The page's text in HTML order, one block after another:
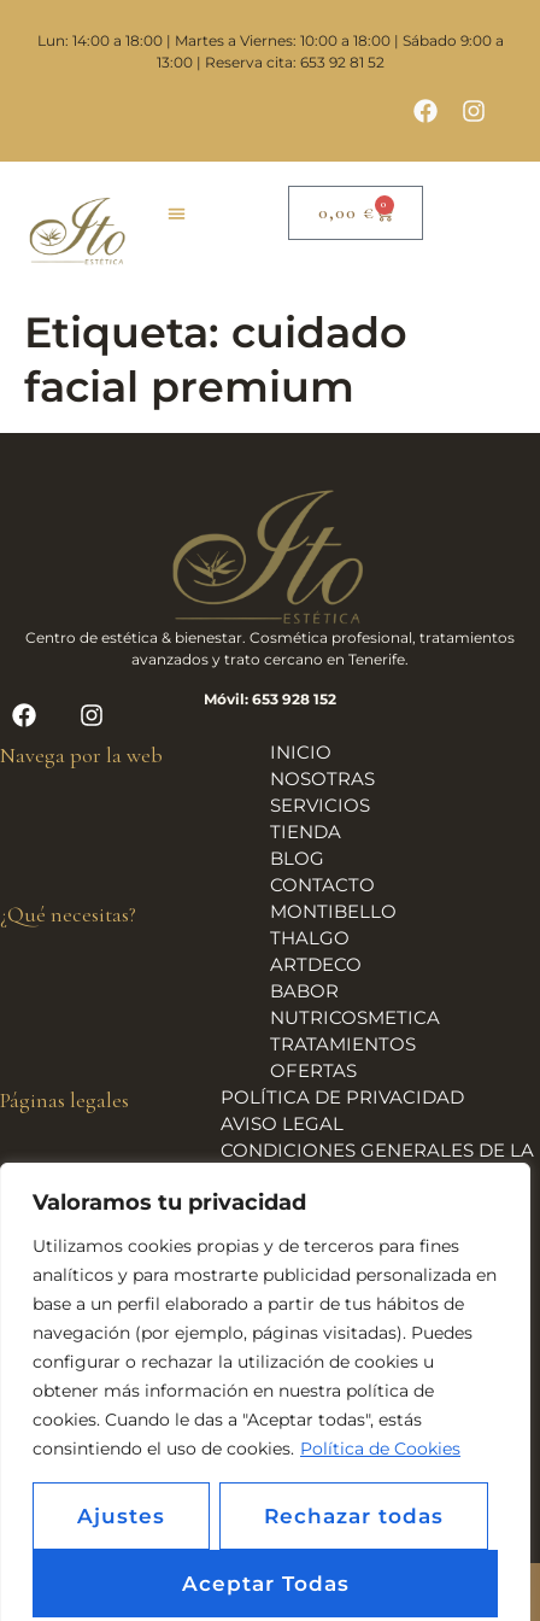
Valoramos tu privacidad
Utilizamos cookies propias y de terceros para fines
analíticos y para mostrarte publicidad personalizada en
base a un perfil elaborado a partir de tus hábitos de
navegación (por ejemplo, páginas visitadas). Puedes
configurar o rechazar la utilización de cookies u
obtener más información en nuestra política de
cookies. Cuando le das a "Aceptar todas", estás
consintiendo el uso de cookies. Política de Cookies
Ajustes Rechazar todas
Aceptar Todas
Lun: 14:00 a 18:00 | Martes a Viernes: 10:00 a 18:00 | Sábado 9:00 a
13:00 | Reserva cita: 653 92 81 52
0,00 € 0
Etiqueta: cuidado
facial premium
Centro de estética & bienestar. Cosmética profesional, tratamientos
avanzados y trato cercano en Tenerife.
Móvil: 653 928 152
Navega por la web
INICIO
NOSOTRAS
SERVICIOS
TIENDA
BLOG
CONTACTO
¿Qué necesitas?
MONTIBELLO
THALGO
ARTDECO
BABOR
NUTRICOSMETICA
TRATAMIENTOS
OFERTAS
Páginas legales
POLÍTICA DE PRIVACIDAD
AVISO LEGAL
CONDICIONES GENERALES DE LA
ENVÍOS, DEVOLUCIONES Y
POLÍTICA DE COOKIES
DECLARACIÓN DE
ACCESIBILIDAD
Financiado por la Unión Europea – NextGeneration EU
Estética Ito © 2026. Todos los derechos reserados. Web realizada por